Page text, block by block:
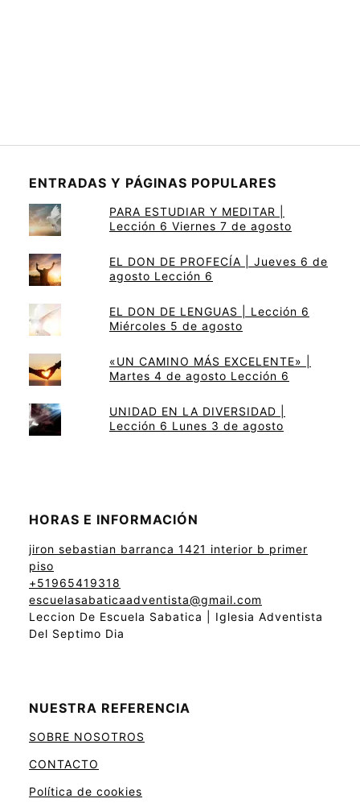
ENTRADAS Y PÁGINAS POPULARES
PARA ESTUDIAR Y MEDITAR |
Lección 6 Viernes 7 de agosto
EL DON DE PROFECÍA | Jueves 6 de
agosto Lección 6
EL DON DE LENGUAS | Lección 6
Miércoles 5 de agosto
«UN CAMINO MÁS EXCELENTE» |
Martes 4 de agosto Lección 6
UNIDAD EN LA DIVERSIDAD |
Lección 6 Lunes 3 de agosto
HORAS E INFORMACIÓN
jiron sebastian barranca 1421 interior b primer
piso
+51965419318
escuelasabaticaadventista@gmail.com
Leccion De Escuela Sabatica | Iglesia Adventista
Del Septimo Dia
NUESTRA REFERENCIA
SOBRE NOSOTROS
CONTACTO
Política de cookies